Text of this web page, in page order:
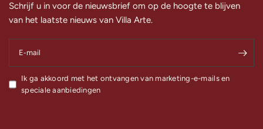
Schrijf u in voor de nieuwsbrief om op de hoogte te blijven
van het laatste nieuws van Villa Arte.
E‑mail
Ik ga akkoord met het ontvangen van marketing-e-mails en
speciale aanbiedingen